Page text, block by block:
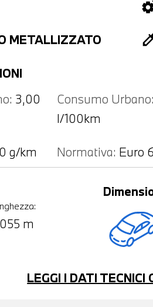
METALLIZZATO
3,00
Consumo Urbano:
l/100km
g/km Normativa: Euro 6
m
LEGGI I DATI TECNICI